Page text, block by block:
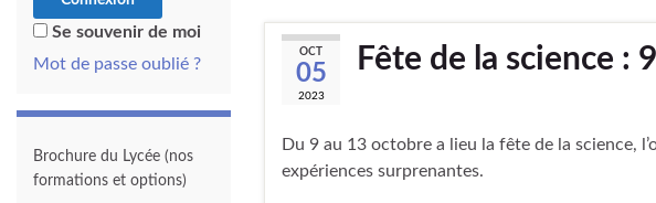
OCT
05
2023
Fête de la science :
Du 9 au 13 octobre a lieu la fête de la science,
expériences surprenantes.
Se souvenir de moi
Mot de passe oublié ?
Brochure du Lycée (nos
formations et options)